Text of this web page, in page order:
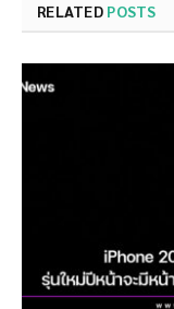
RELATED POSTS